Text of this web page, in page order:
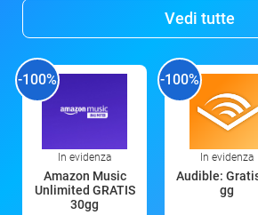
Vedi tutte
-100%
In evidenza
Amazon Music
Unlimited GRATIS
30gg
-100%
In evidenza
Audible:
gg